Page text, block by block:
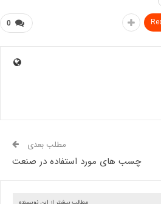
0
مطلب بعدی
چسب های مورد استفاده در صنعت